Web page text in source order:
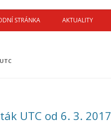
Potřeby
STRÁNKA AKTUALITY
UTC
UTC od 6. 3. 2017